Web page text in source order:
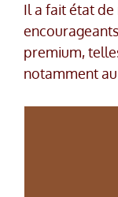
Il a fait état de
premium,
notamment